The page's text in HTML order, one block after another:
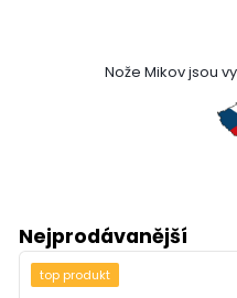
Nože Mikov jsou
Nejprodávanější
top produkt